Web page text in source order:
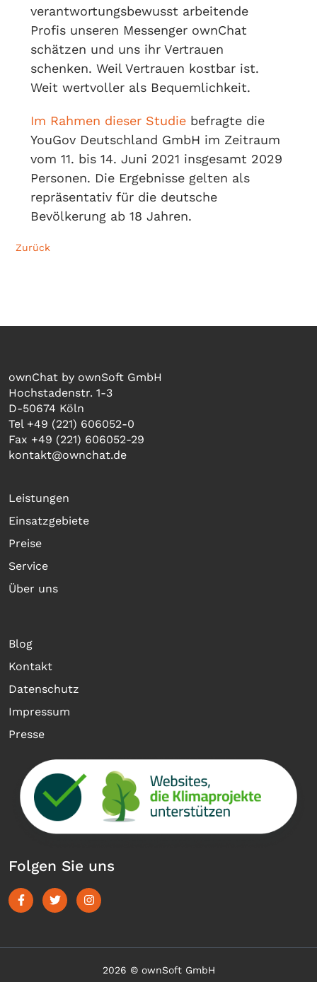
verantwortungsbewusst arbeitende
Profis unseren Messenger ownChat
schätzen und uns ihr Vertrauen
schenken. Weil Vertrauen kostbar ist.
Weit wertvoller als Bequemlichkeit.
Im Rahmen dieser Studiebefragte die
YouGov Deutschland GmbH im Zeitraum
vom 11. bis 14. Juni 2021 insgesamt 2029
Personen. Die Ergebnisse gelten als
repräsentativ für die deutsche
Bevölkerung ab 18 Jahren.
Zurück
ownChat by ownSoft GmbH
Hochstadenstr. 1-3
D-50674 Köln
Tel +49 (221) 606052-0
Fax +49 (221) 606052-29
kontakt@ownchat.de
Leistungen
Einsatzgebiete
Preise
Service
Über uns
Blog
Kontakt
Datenschutz
Impressum
Presse
Folgen Sie uns
2026 © ownSoft GmbH